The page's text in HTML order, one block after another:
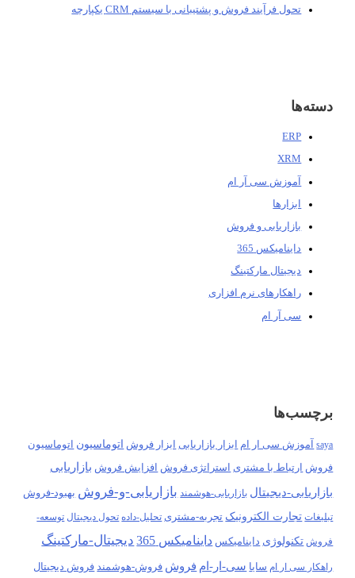
تحول فرآیند فروش و پشتیبانی با سیستم CRM یکپارچه
دسته‌ها
ERP
XRM
آموزش سی آر ام
ابزارها
بازاریابی و فروش
داینامیکس 365
دیجیتال مارکتینگ
راهکارهای نرم افزاری
سی آر ام
برچسب‌ها
آموزش سی ار ام ابزار بازاریابی ابزار فروش اتوماسیون اتوماسیون
فروش ارتباط با مشتری استراتژی فروش افزایش فروش بازاریابی
بازاریابی-دیجیتال بازاریابی-هوشمند بازاریابی-و-فروش بهبود-فروش
تبلیغات تجارت الکترونیک تجربه-مشتری تحلیل-داده تحول دیجیتال توسعه-
فروش تکنولوژی داینامیکس داینامیکس 365 دیجیتال-مارکتینگ
راهکار سی ار ام سایا سی-ار-ام فروش فروش-هوشمند فروش دیجیتال